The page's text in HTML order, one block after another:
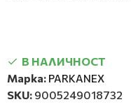
В НАЛИЧНОСТ
Марка: PARKANEX
SKU: 9005249018732